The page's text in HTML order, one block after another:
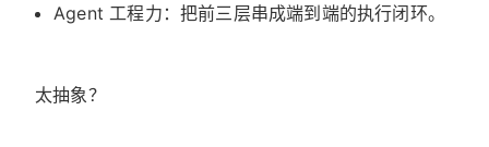
Agent 工程力：把前三层串成端到端的执行闭环。
太抽象？